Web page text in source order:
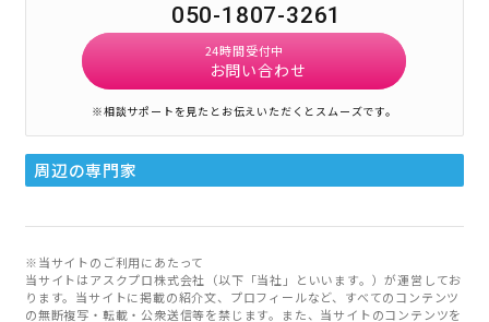
050-1807-3261
24時間受付中
お問い合わせ
※相談サポートを見たとお伝えいただくとスムーズです。
周辺の専門家
※当サイトのご利用にあたって
当サイトはアスクプロ株式会社（以下「当社」といいます。）が運営してお
ります。当サイトに掲載の紹介文、プロフィールなど、すべてのコンテンツ
の無断複写・転載・公衆送信等を禁じます。また、当サイトのコンテンツを